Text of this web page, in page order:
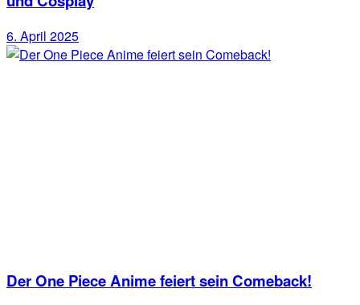
6. April 2025
Der One Piece Anime feiert sein Comeback!